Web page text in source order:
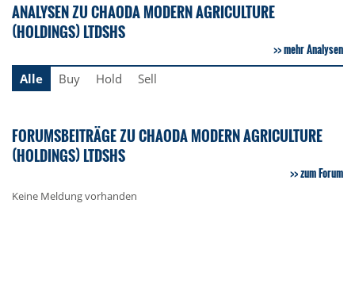
ANALYSEN ZU CHAODA MODERN AGRICULTURE
(HOLDINGS) LTDSHS
mehr Analysen
Alle
Buy Hold Sell
FORUMSBEITRÄGE ZU CHAODA MODERN AGRICULTURE
(HOLDINGS) LTDSHS
zum Forum
Keine Meldung vorhanden